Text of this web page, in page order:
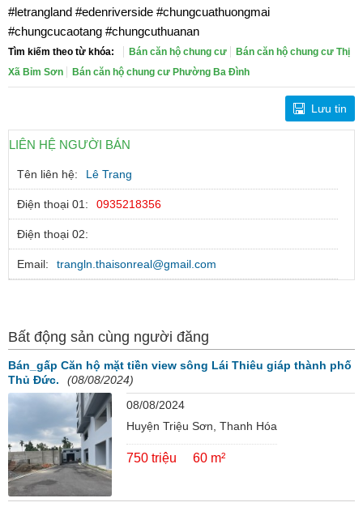
#letrangland #edenriverside #chungcuathuongmai
#chungcucaotang #chungcuthuanan
Tìm kiếm theo từ khóa: Bán căn hộ chung cư
Bán căn hộ chung cư Thị
Xã Bỉm Sơn
Bán căn hộ chung cư Phường Ba Đình
Lưu tin
LIÊN HỆ NGƯỜI BÁN
Tên liên hệ: Lê Trang
Điện thoại 01: 0935218356
Điện thoại 02:
Email: trangln.thaisonreal@gmail.com
Bất động sản cùng người đăng
Bán_gấp Căn hộ mặt tiền view sông Lái Thiêu giáp thành phố
Thủ Đức.
(08/08/2024)
08/08/2024
Huyện Triệu Sơn, Thanh Hóa
750 triệu 60 m²